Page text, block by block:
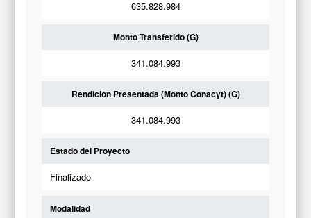
635.828.984
Monto Transferido (G)
341.084.993
Rendicion Presentada (Monto Conacyt) (G)
341.084.993
Estado del Proyecto
Finalizado
Modalidad